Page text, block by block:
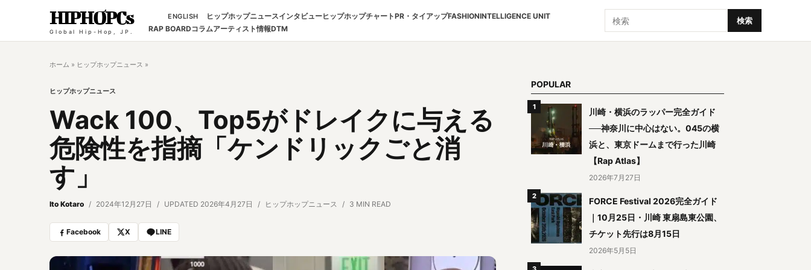
HIPHOPCs
Global Hip-Hop, JP.
ENGLISH ヒップホップニュースインタビューヒップホップチャートPR・タイアップFASHIONINTELLIGENCE UNIT
RAP BOARDコラムアーティスト情報DTM
検索 検索
ホーム » ヒップホップニュース »
ヒップホップニュース
Wack 100、Top5がドレイクに与える
危険性を指摘「ケンドリックごと消
す」
Ito Kotaro 2024年12月27日 UPDATED 2026年4月27日 ヒップホップニュース 3 MIN READ
Facebook X LINE
POPULAR
川崎・横浜のラッパー完全ガイド
──神奈川に中心はない。045の横
浜と、東京ドームまで行った川崎
【Rap Atlas】
2026年7月27日
FORCE Festival 2026完全ガイド
｜10月25日・川崎 東扇島東公園、
チケット先行は8月15日
2026年5月5日